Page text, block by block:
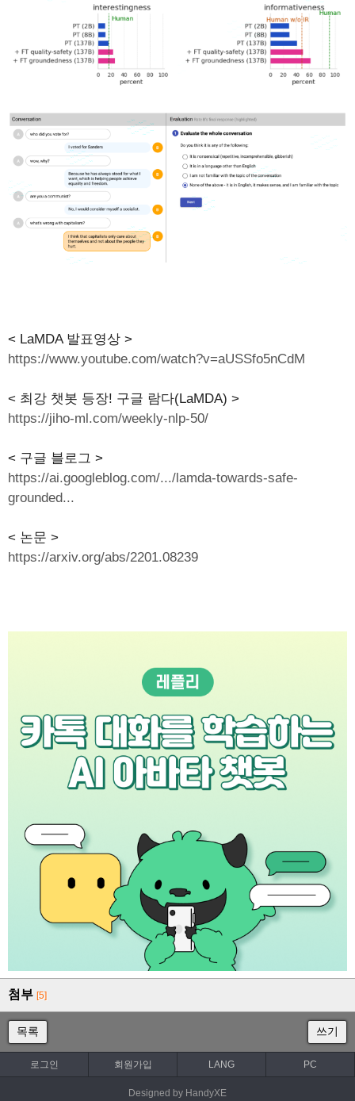
< LaMDA 발표영상 >
https://www.youtube.com/watch?v=aUSSfo5nCdM
< 최강 챗봇 등장! 구글 람다(LaMDA) >
https://jiho-ml.com/weekly-nlp-50/
< 구글 블로그 >
https://ai.googleblog.com/.../lamda-towards-safe-
grounded...
< 논문 >
https://arxiv.org/abs/2201.08239
첨부 [5]
목록 쓰기
로그인 회원가입 LANG PC
Designed by HandyXE